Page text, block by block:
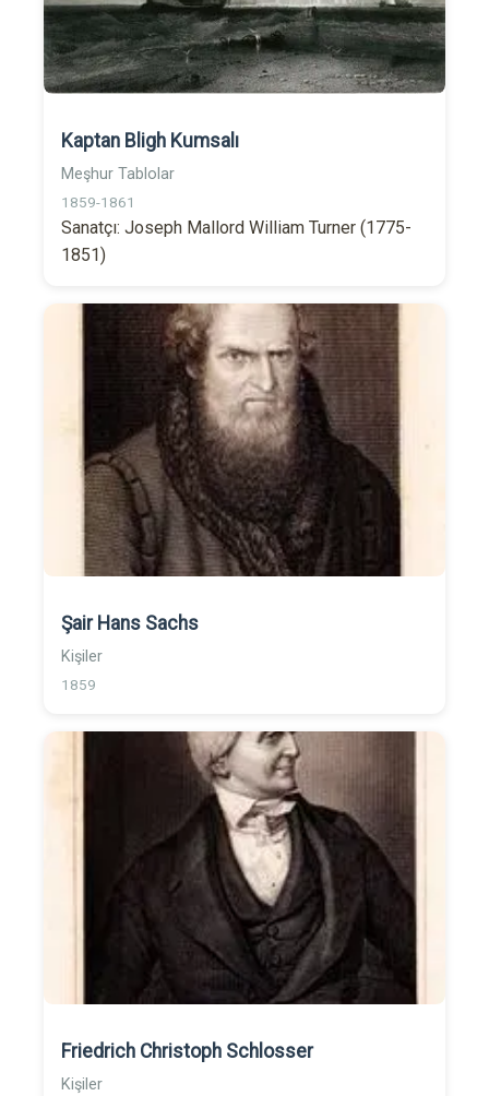
Kaptan Bligh Kumsalı
Meşhur Tablolar
1859-1861
Sanatçı: Joseph Mallord William Turner (1775-
1851)
Şair Hans Sachs
Kişiler
1859
Friedrich Christoph Schlosser
Kişiler